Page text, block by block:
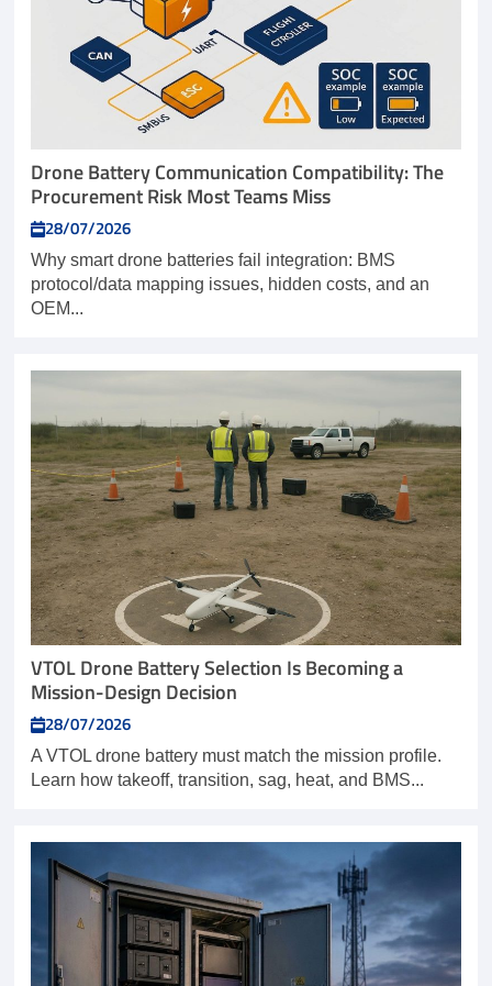
Drone Battery Communication Compatibility: The
Procurement Risk Most Teams Miss
28/07/2026
Why smart drone batteries fail integration: BMS
protocol/data mapping issues, hidden costs, and an
OEM...
VTOL Drone Battery Selection Is Becoming a
Mission-Design Decision
28/07/2026
A VTOL drone battery must match the mission profile.
Learn how takeoff, transition, sag, heat, and BMS...